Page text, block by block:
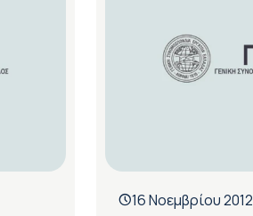
16 Νοεμβρίου 2012